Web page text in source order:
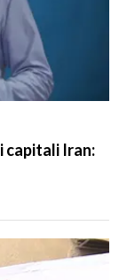
capitali Iran: